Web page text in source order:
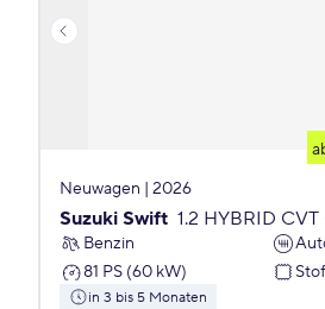
Neuwagen | 2026
Suzuki Swift 1.2 HYBRID
Benzin
81 PS (60 kW)
in 3 bis 5 Monaten